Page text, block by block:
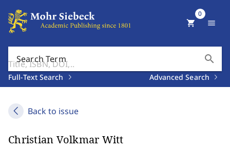
Search Term search
Full-Text Search Advanced Search
shopping_cart
0
menu
Back to issue
Christian Volkmar Witt